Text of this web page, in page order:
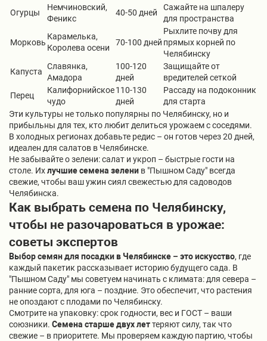
Огурцы
Немчиновский,
Феникс
40-50 дней
Сажайте на шпалеру
для пространства
Морковь
Карамелька,
Королева осени
70-100 дней
Рыхлите почву для
прямых корней по
Челябинску
Капуста
Славянка,
Амадора
100-120
дней
Защищайте от
вредителей сеткой
Перец
Калифорнийское
чудо
110-130
дней
Рассаду на подоконник
для старта
Эти культуры не только популярны по Челябинску, но и
прибыльны для тех, кто любит делиться урожаем с соседями.
В холодных регионах добавьте редис – он готов через 20 дней,
идеален для салатов в Челябинске.
Не забывайте о зелени: салат и укроп – быстрые гости на
столе. Ихлучшие семена зелени в "Пышном Саду" всегда
свежие, чтобы ваш ужин сиял свежестью для садоводов
Челябинска.
Как выбрать семена по Челябинску,
чтобы не разочароваться в урожае:
советы экспертов
Выбор семян для посадки в Челябинске – это искусство, где
каждый пакетик рассказывает историю будущего сада. В
"Пышном Саду" мы советуем начинать с климата: для севера –
ранние сорта, для юга – поздние. Это обеспечит, что растения
не опоздают с плодами по Челябинску.
Смотрите на упаковку: срок годности, вес и ГОСТ – ваши
союзники. Семена старше двух леттеряют силу, так что
свежие – в приоритете. Мы проверяем каждую партию, чтобы